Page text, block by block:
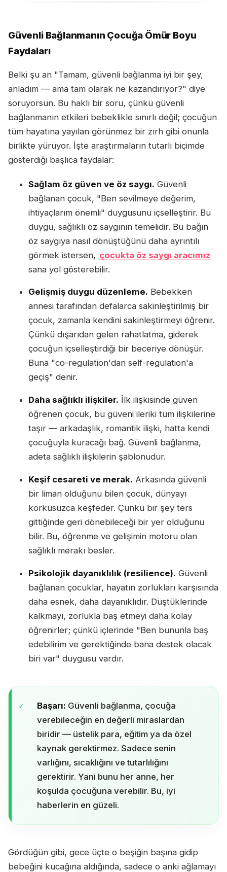
Güvenli Bağlanmanın Çocuğa Ömür Boyu
Faydaları
Belki şu an "Tamam, güvenli bağlanma iyi bir şey,
anladım — ama tam olarak ne kazandırıyor?" diye
soruyorsun. Bu haklı bir soru, çünkü güvenli
bağlanmanın etkileri bebeklikle sınırlı değil; çocuğun
tüm hayatına yayılan görünmez bir zırh gibi onunla
birlikte yürüyor. İşte araştırmaların tutarlı biçimde
gösterdiği başlıca faydalar:
Sağlam öz güven ve öz saygı. Güvenli
bağlanan çocuk, "Ben sevilmeye değerim,
ihtiyaçlarım önemli" duygusunu içselleştirir. Bu
duygu, sağlıklı öz saygının temelidir. Bu bağın
öz saygıya nasıl dönüştüğünü daha ayrıntılı
görmek istersen, çocukta öz saygı aracımız
sana yol gösterebilir.
Gelişmiş duygu düzenleme. Bebekken
annesi tarafından defalarca sakinleştirilmiş bir
çocuk, zamanla kendini sakinleştirmeyi öğrenir.
Çünkü dışarıdan gelen rahatlatma, giderek
çocuğun içselleştirdiği bir beceriye dönüşür.
Buna "co-regulation'dan self-regulation'a
geçiş" denir.
Daha sağlıklı ilişkiler. İlk ilişkisinde güven
öğrenen çocuk, bu güveni ileriki tüm ilişkilerine
taşır — arkadaşlık, romantik ilişki, hatta kendi
çocuğuyla kuracağı bağ. Güvenli bağlanma,
adeta sağlıklı ilişkilerin şablonudur.
Keşif cesareti ve merak. Arkasında güvenli
bir liman olduğunu bilen çocuk, dünyayı
korkusuzca keşfeder. Çünkü bir şey ters
gittiğinde geri dönebileceği bir yer olduğunu
bilir. Bu, öğrenme ve gelişimin motoru olan
sağlıklı merakı besler.
Psikolojik dayanıklılık (resilience). Güvenli
bağlanan çocuklar, hayatın zorlukları karşısında
daha esnek, daha dayanıklıdır. Düştüklerinde
kalkmayı, zorlukla baş etmeyi daha kolay
öğrenirler; çünkü içlerinde "Ben bununla baş
edebilirim ve gerektiğinde bana destek olacak
biri var" duygusu vardır.
Başarı: Güvenli bağlanma, çocuğa
verebileceğin en değerli miraslardan
biridir — üstelik para, eğitim ya da özel
kaynak gerektirmez. Sadece senin
varlığını, sıcaklığını ve tutarlılığını
gerektirir. Yani bunu her anne, her
koşulda çocuğuna verebilir. Bu, iyi
haberlerin en güzeli.
Gördüğün gibi, gece üçte o beşiğin başına gidip
bebeğini kucağına aldığında, sadece o anki ağlamayı